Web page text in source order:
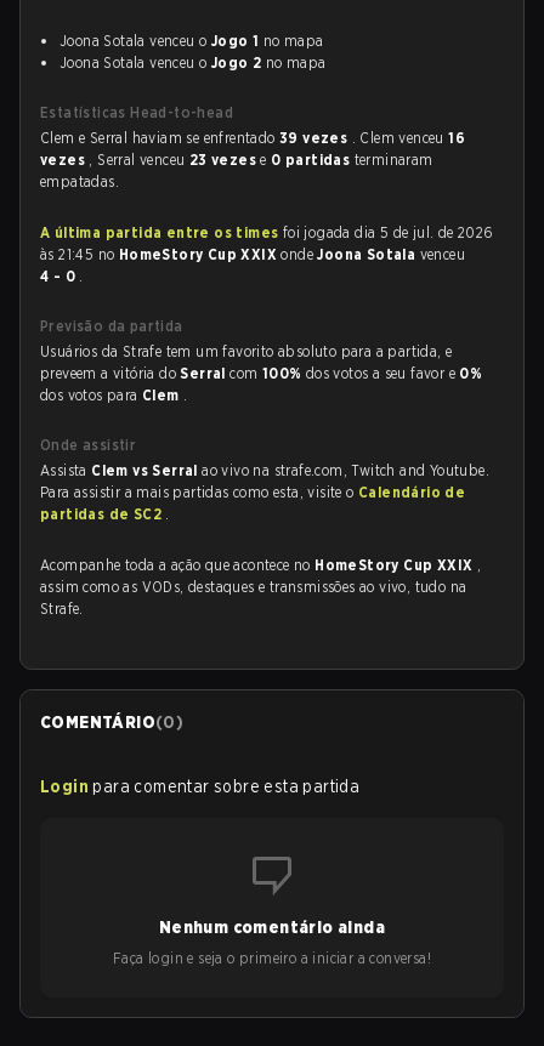
Joona Sotala venceu o Jogo 1 no mapa
Joona Sotala venceu o Jogo 2 no mapa
Estatísticas Head-to-head
Clem e Serral haviam se enfrentado 39 vezes . Clem venceu16
vezes , Serral venceu 23 vezese 0 partidas terminaram
empatadas.
A última partida entre os times foi jogada dia 5 de jul. de 2026
às 21:45 no HomeStory Cup XXIXondeJoona Sotala venceu
4 - 0 .
Previsão da partida
Usuários da Strafe tem um favorito absoluto para a partida, e
preveem a vitória doSerralcom 100% dos votos a seu favor e 0%
dos votos para Clem .
Onde assistir
Assista Clem vs Serralao vivo na strafe.com, Twitch and Youtube.
Para assistir a mais partidas como esta, visite o Calendário de
partidas de SC2 .
Acompanhe toda a ação que acontece no HomeStory Cup XXIX ,
assim como as VODs, destaques e transmissões ao vivo, tudo na
Strafe.
COMENTÁRIO(0)
Login para comentar sobre esta partida
Nenhum comentário ainda
Faça login e seja o primeiro a iniciar a conversa!